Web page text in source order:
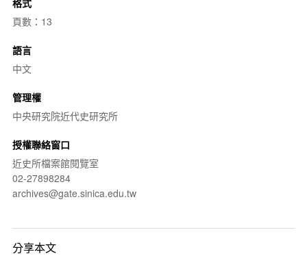
格式
頁數：13
語言
中文
管理權
中央研究院近代史研究所
授權聯絡窗口
近史所檔案館閱覽室
02-27898284
archives@gate.sinica.edu.tw
分享本文